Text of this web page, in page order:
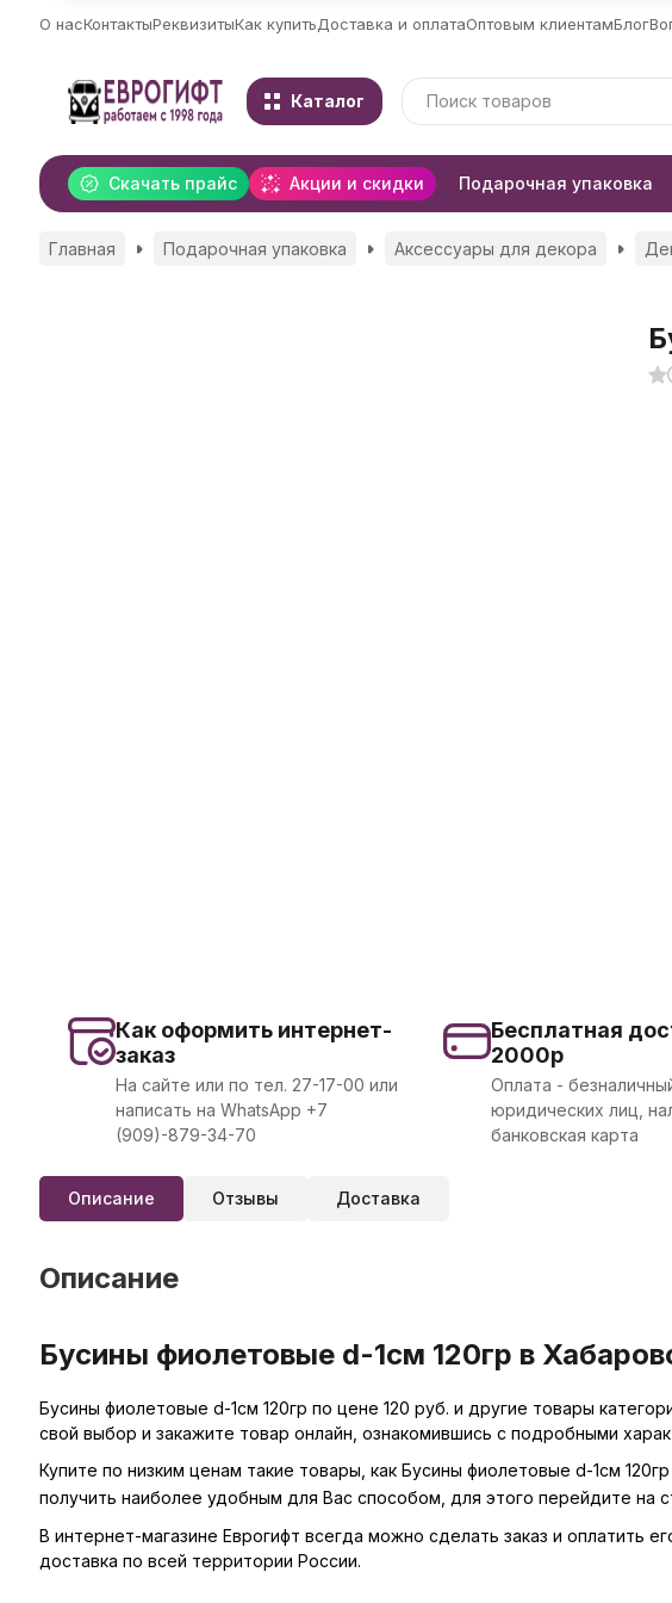
О насКонтактыРеквизитыКак купитьДоставка и оплатаОптовым клиентамБлог
Каталог
Скачать прайс Акции и скидки Подарочная упаковка
Главная Подарочная упаковка Аксессуары для декора
Как оформить интернет-
заказ
На сайте или по тел. 27-17-00 или
написать на WhatsApp +7
(909)-879-34-70
Бесплатная
2000р
Оплата -
юридических лиц,
банковская карта
Описание Отзывы Доставка
Описание
Бусины фиолетовые d-1см 120гр в
Бусины фиолетовые d-1см 120гр по цене 120 руб. и другие товары
свой выбор и закажите товар онлайн, ознакомившись с подробными
Купите по низким ценам такие товары, как Бусины фиолетовые d-1см
получить наиболее удобным для Вас способом, для этого перейдите на
В интернет-магазине Еврогифт всегда можно сделать заказ и оплатить
доставка по всей территории России.